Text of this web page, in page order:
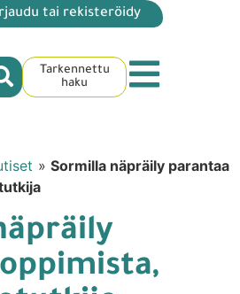
tai rekisteröidy
Tarkennettu
haku
» Sormilla näpräily parantaa